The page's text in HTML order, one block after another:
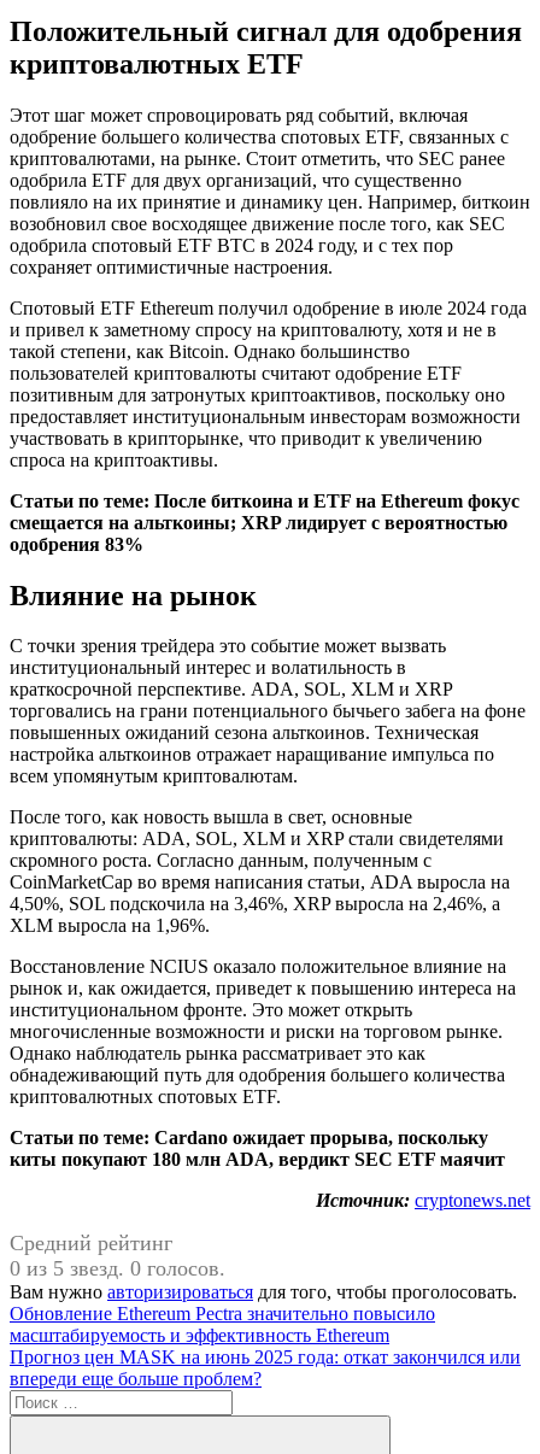
Положительный сигнал для одобрения
криптовалютных ETF
Этот шаг может спровоцировать ряд событий, включая
одобрение большего количества спотовых ETF, связанных с
криптовалютами, на рынке. Стоит отметить, что SEC ранее
одобрила ETF для двух организаций, что существенно
повлияло на их принятие и динамику цен. Например, биткоин
возобновил свое восходящее движение после того, как SEC
одобрила спотовый ETF BTC в 2024 году, и с тех пор
сохраняет оптимистичные настроения.
Спотовый ETF Ethereum получил одобрение в июле 2024 года
и привел к заметному спросу на криптовалюту, хотя и не в
такой степени, как Bitcoin. Однако большинство
пользователей криптовалюты считают одобрение ETF
позитивным для затронутых криптоактивов, поскольку оно
предоставляет институциональным инвесторам возможности
участвовать в крипторынке, что приводит к увеличению
спроса на криптоактивы.
Статьи по теме: После биткоина и ETF на Ethereum фокус
смещается на альткоины; XRP лидирует с вероятностью
одобрения 83%
Влияние на рынок
С точки зрения трейдера это событие может вызвать
институциональный интерес и волатильность в
краткосрочной перспективе. ADA, SOL, XLM и XRP
торговались на грани потенциального бычьего забега на фоне
повышенных ожиданий сезона альткоинов. Техническая
настройка альткоинов отражает наращивание импульса по
всем упомянутым криптовалютам.
После того, как новость вышла в свет, основные
криптовалюты: ADA, SOL, XLM и XRP стали свидетелями
скромного роста. Согласно данным, полученным с
CoinMarketCap во время написания статьи, ADA выросла на
4,50%, SOL подскочила на 3,46%, XRP выросла на 2,46%, а
XLM выросла на 1,96%.
Восстановление NCIUS оказало положительное влияние на
рынок и, как ожидается, приведет к повышению интереса на
институциональном фронте. Это может открыть
многочисленные возможности и риски на торговом рынке.
Однако наблюдатель рынка рассматривает это как
обнадеживающий путь для одобрения большего количества
криптовалютных спотовых ETF.
Статьи по теме: Cardano ожидает прорыва, поскольку
киты покупают 180 млн ADA, вердикт SEC ETF маячит
Источник: cryptonews.net
Средний рейтинг
0 из 5 звезд. 0 голосов.
Вам нужно авторизироваться для того, чтобы проголосовать.
Навигация
по
записям
Предыдущая
запись:
Обновление Ethereum Pectra значительно повысило
масштабируемость и эффективность Ethereum
Следующая
запись:
Прогноз цен MASK на июнь 2025 года: откат закончился или
впереди еще больше проблем?
Поиск
для: